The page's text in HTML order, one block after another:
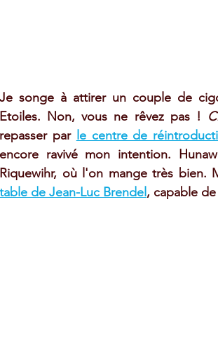
Je songe à attirer un couple de
Etoiles. Non, vous ne rêvez pas !
repasser par le centre de
encore ravivé mon intention.
Riquewihr, où l'on mange très bien.
table de Jean-Luc Brendel , capable